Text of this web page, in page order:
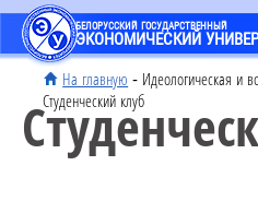
БЕЛОРУССКИЙ ГОСУДАРСТВЕННЫЙ
ЭКОНОМИЧЕСКИЙ
На главную - Идеологическая и
Студенческий клуб